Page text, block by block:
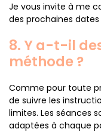
Je vous invite à me
des prochaines
8. Y a-t-il
méthode ?
Comme pour toute
de suivre les
limites. Les séances
adaptées à chaque